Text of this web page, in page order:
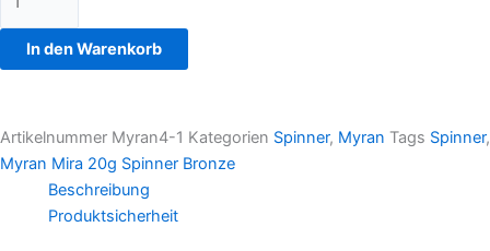
In den Warenkorb
Artikelnummer Myran4-1 Kategorien Spinner, Myran Tags Spinner,
Myran Mira 20g Spinner Bronze
Beschreibung
Produktsicherheit